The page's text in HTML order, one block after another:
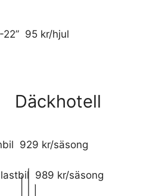
22” 95 kr/hjul
Däckhotell
929 kr/säsong
989 kr/säsong